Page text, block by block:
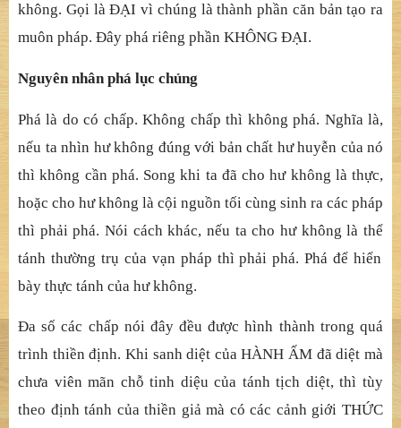
không. Gọi làĐẠI vì chúng là thành phần căn bản tạo ra
muôn pháp. Đây phá riêng phần KHÔNG ĐẠI.
Nguyên nhân phá lục chủng
Phá là do có chấp. Không chấp thì không phá. Nghĩa là,
nếu ta nhìn hư không đúng với bản chất hư huyễn của nó
thì không cần phá. Song khi ta đãcho hư không là thực,
hoặc cho hư không là cội nguồn tối cùng sinh ra các pháp
thì phải phá. Nói cách khác, nếu ta cho hư không là thể
tánh thường trụ của vạn pháp thì phải phá. Pháđể hiển
bày thực tánh của hư không.
Đa số các chấp nói đây đềuđược hình thành trong quá
trình thiềnđịnh. Khi sanh diệt của HÀNHẤM đãdiệt mà
chưa viên mãn chỗ tinh diệu của tánh tịch diệt, thì tùy
theo định tánh của thiền giảmà có các cảnh giới THỨC